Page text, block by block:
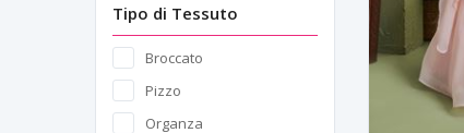
Senza Maniche
Tipo di Tessuto
Broccato
Pizzo
Organza